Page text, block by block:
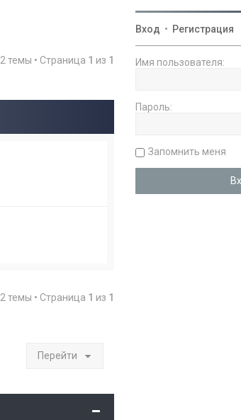
2 темы • Страница 1 из 1
2 темы • Страница 1 из 1
Перейти
Вход • Регистрация
Имя пользователя:
Пароль:
Запомнить меня